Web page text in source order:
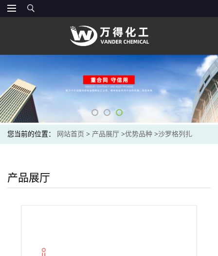
您当前的位置： 网站首页 > 产品展厅 >优势品种 >沙罗格列扎
产品展厅